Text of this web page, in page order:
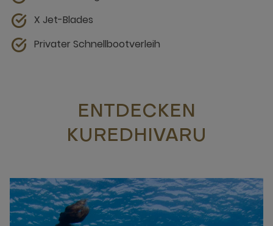
X Jet-Blades
Privater Schnellbootverleih
ENTDECKEN
KUREDHIVARU